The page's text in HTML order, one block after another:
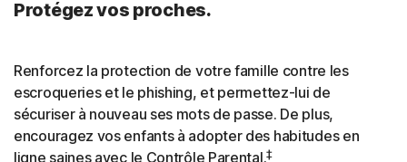
Protégez vos proches.
Renforcez la protection de votre famille contre les
escroqueries et le phishing, et permettez-lui de
sécuriser à nouveau ses mots de passe. De plus,
encouragez vos enfants à adopter des habitudes en
ligne saines avec le Contrôle Parental.‡